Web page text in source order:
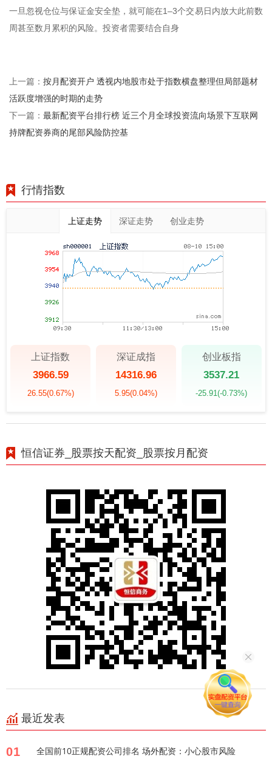
一旦忽视仓位与保证金安全垫，就可能在1–3个交易日内放大此前数
周甚至数月累积的风险。投资者需要结合自身
上一篇： 按月配资开户 透视内地股市处于指数横盘整理但局部题材
活跃度增强的时期的走势
下一篇： 最新配资平台排行榜 近三个月全球投资流向场景下互联网
持牌配资券商的尾部风险防控基
行情指数
上证走势 深证走势 创业走势
上证指数
3966.59
26.55(0.67%)
深证成指
14316.96
5.95(0.04%)
创业板指
3537.21
-25.91(-0.73%)
恒信证券_股票按天配资_股票按月配资
最近发表
01 全国前10正规配资公司排名 场外配资：小心股市风险